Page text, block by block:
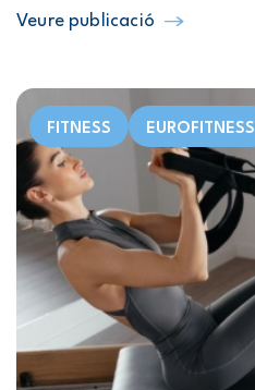
Veure publicació
FITNESS EUROFITNESS